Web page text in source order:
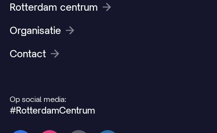
Rotterdam centrum
Organisatie
Contact
Op social media:
#RotterdamCentrum